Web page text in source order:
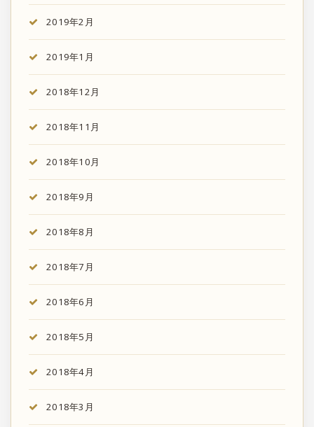
2019年2月
2019年1月
2018年12月
2018年11月
2018年10月
2018年9月
2018年8月
2018年7月
2018年6月
2018年5月
2018年4月
2018年3月